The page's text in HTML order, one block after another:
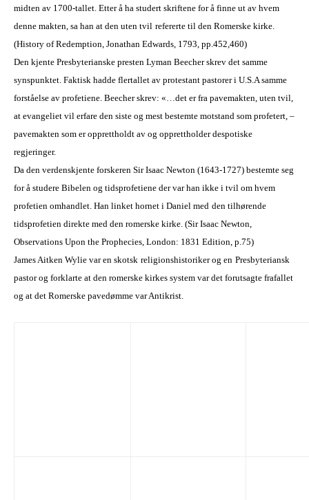
midten av 1700-tallet. Etter å ha studert skriftene for å finne ut av hvem
denne makten, sa han at den uten tvil refererte til den Romerske kirke.
(History of Redemption, Jonathan Edwards, 1793, pp.452,460)
Den kjente Presbyterianske presten Lyman Beecher skrev det samme
synspunktet. Faktisk hadde flertallet av protestant pastoreri U.S.Asamme
forståelse av profetiene. Beecher skrev: «…det er fra pavemakten, uten tvil,
at evangeliet vil erfare den siste og mest bestemte motstand som profetert, –
pavemakten som er opprettholdt av og opprettholderdespotiske
regjeringer.
Da den verdenskjente forskeren Sir Isaac Newton (1643-1727) bestemte seg
for å studere Bibelen og tidsprofetiene der var han ikke i tvil om hvem
profetien omhandlet. Han linket hornet i Daniel med den tilhørende
tidsprofetien direkte med den romerske kirke. (Sir Isaac Newton,
Observations Upon the Prophecies, London: 1831 Edition, p.75)
James Aitken Wylie var en skotsk religionshistoriker og en Presbyteriansk
pastor og forklarte at den romerske kirkes system var det forutsagte frafallet
og at det Romerske pavedømme var Antikrist.